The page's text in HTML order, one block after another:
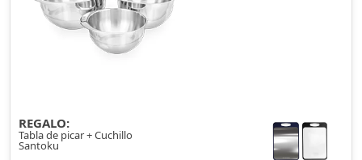
REGALO:
Tabla de picar + Cuchillo
Santoku